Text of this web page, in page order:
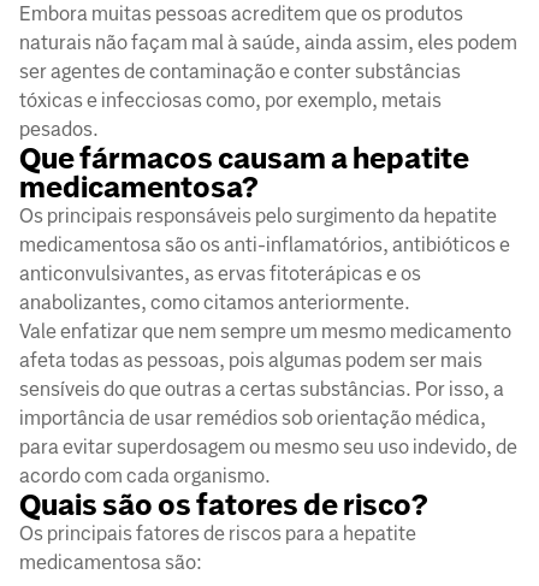
Embora muitas pessoas acreditem que os produtos
naturais não façam mal à saúde, ainda assim, eles podem
ser agentes de contaminação e conter substâncias
tóxicas e infecciosas como, por exemplo, metais
pesados.
Que fármacos causam a hepatite
medicamentosa?
Os principais responsáveis pelo surgimento da hepatite
medicamentosa são os anti-inflamatórios, antibióticos e
anticonvulsivantes, as ervas fitoterápicas e os
anabolizantes, como citamos anteriormente.
Vale enfatizar que nem sempre um mesmo medicamento
afeta todas as pessoas, pois algumas podem ser mais
sensíveis do que outras a certas substâncias. Por isso, a
importância de usar remédios sob orientação médica,
para evitar superdosagem ou mesmo seu uso indevido, de
acordo com cada organismo.
Quais são os fatores de risco?
Os principais fatores de riscos para a hepatite
medicamentosa são: